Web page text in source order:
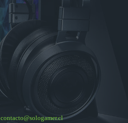
contacto@sologamer.cl